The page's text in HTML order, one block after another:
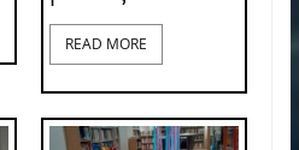
READ MORE